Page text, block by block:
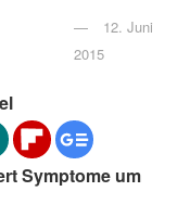
12. Juni
2015
Symptome um